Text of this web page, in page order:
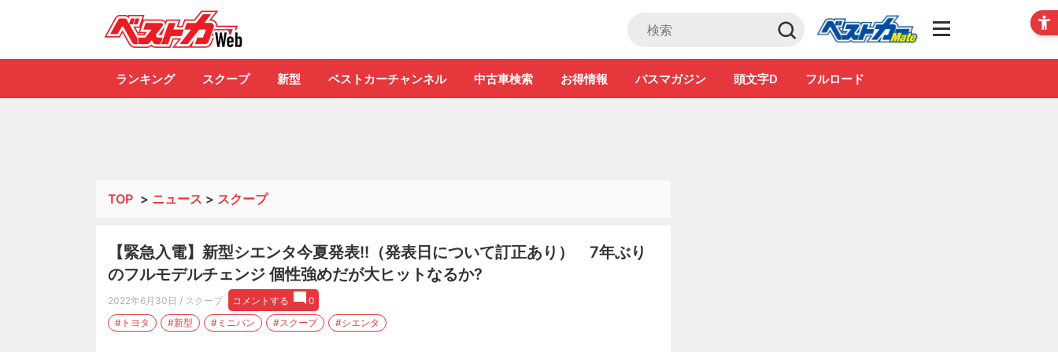
Club
ランキング スクープ 新型 ベストカーチャンネル 中古車検索 お得情報 バスマガジン 頭文字D フルロード
TOP > ニュース > スクープ
【緊急入電】新型シエンタ今夏発表!!（発表日について訂正あり） 7年ぶり
のフルモデルチェンジ 個性強めだが大ヒットなるか?
2022年6月30日 / スクープ コメントする
0
#トヨタ
#新型 #ミニバン #スクープ #シエンタ